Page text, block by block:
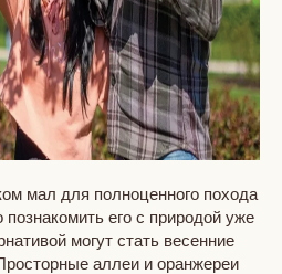
мал для полноценного похода
познакомить его с природой уже
могут стать весенние
аллеи и оранжереи